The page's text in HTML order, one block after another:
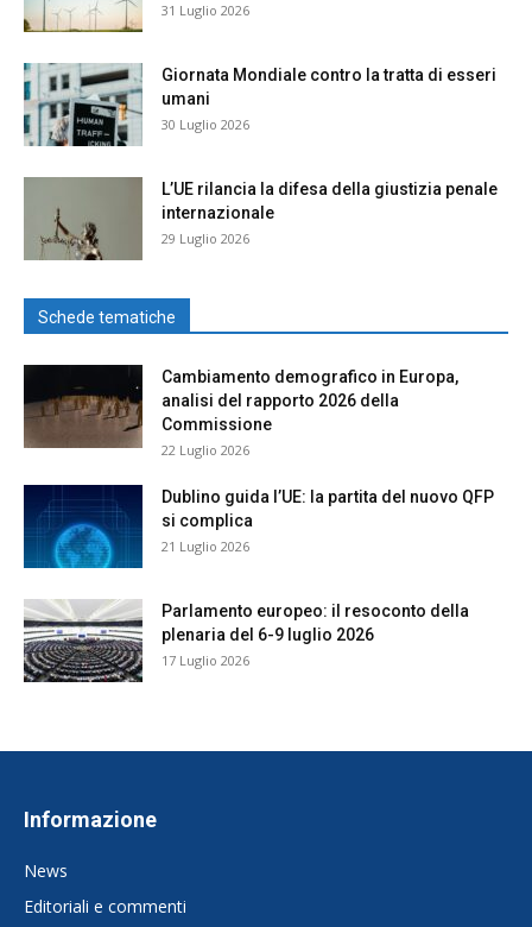
31 Luglio 2026
Giornata Mondiale contro la tratta di esseri
umani
30 Luglio 2026
L’UE rilancia la difesa della giustizia penale
internazionale
29 Luglio 2026
Schede tematiche
Cambiamento demografico in Europa,
analisi del rapporto 2026 della
Commissione
22 Luglio 2026
Dublino guida l’UE: la partita del nuovo QFP
si complica
21 Luglio 2026
Parlamento europeo: il resoconto della
plenaria del 6-9 luglio 2026
17 Luglio 2026
Informazione
News
Editoriali e commenti